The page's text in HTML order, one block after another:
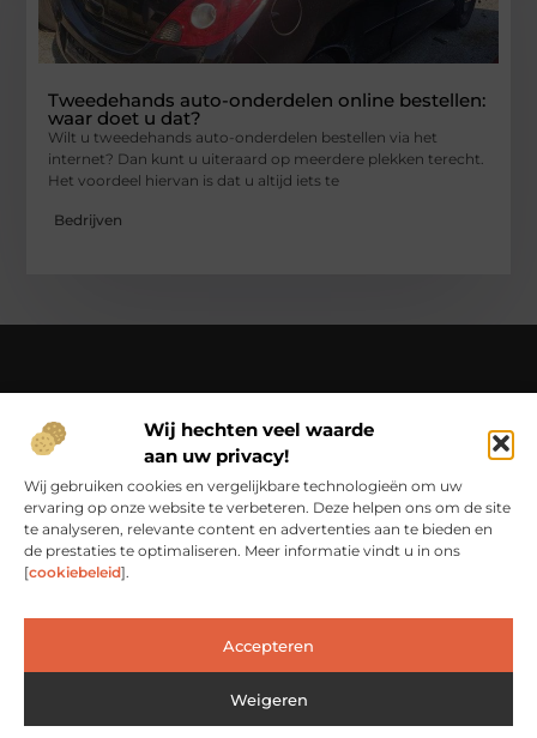
Wij hechten veel waarde
aan uw privacy!
Wij gebruiken cookies en vergelijkbare technologieën om uw
ervaring op onze website te verbeteren. Deze helpen ons om de site
te analyseren, relevante content en advertenties aan te bieden en
de prestaties te optimaliseren. Meer informatie vindt u in ons
[cookiebeleid].
Accepteren
Weigeren
Tweedehands auto-onderdelen online bestellen:
waar doet u dat?
Wilt u tweedehands auto-onderdelen bestellen via het
internet? Dan kunt u uiteraard op meerdere plekken terecht.
Het voordeel hiervan is dat u altijd iets te
Bedrijven
Jouw gids in een wereld vol verhalen – beleef het dagelijks
leven op Ci-productions.nl.
Ontdek een rijke verzameling blogs en artikelen die je
inspireren, informeren en elke dag weer verrijken.
Bericht categorie